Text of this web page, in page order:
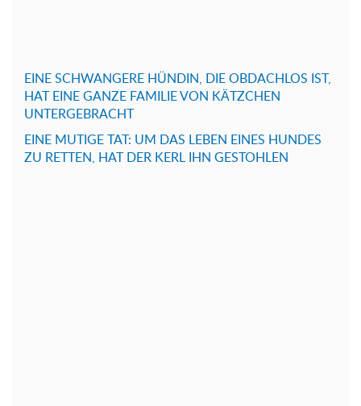
EINE SCHWANGERE HÜNDIN, DIE OBDACHLOS IST,
HAT EINE GANZE FAMILIE VON KÄTZCHEN
UNTERGEBRACHT
EINE MUTIGE TAT: UM DAS LEBEN EINES HUNDES
ZU RETTEN, HAT DER KERL IHN GESTOHLEN